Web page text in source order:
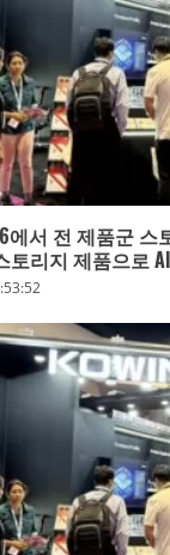
에서 전 제품군 스
토리지 제품으로